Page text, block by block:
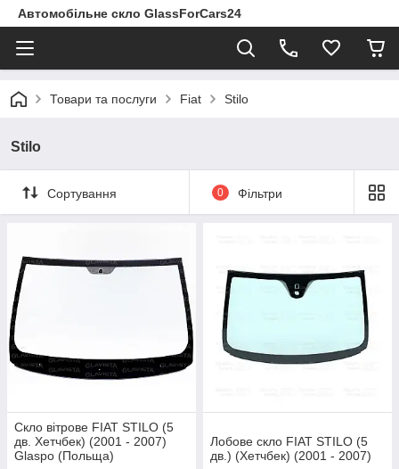
Автомобільне скло GlassForCars24
Товари та послуги Fiat Stilo
Stilo
Сортування 0 Фільтри
Скло вітрове FIAT STILO (5
дв. Хетчбек) (2001 - 2007)
Glaspo (Польща)
Лобове скло FIAT STILO (5
дв.) (Хетчбек) (2001 - 2007)